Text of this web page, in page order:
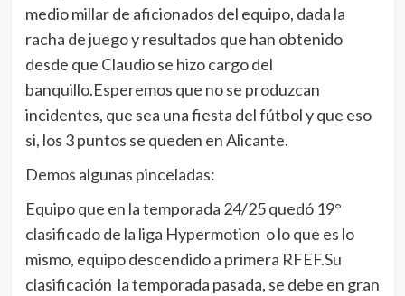
medio millar de aficionados del equipo, dada la
racha de juego y resultados que han obtenido
desde que Claudio se hizo cargo del
banquillo.Esperemos que no se produzcan
incidentes, que sea una fiesta del fútbol y que eso
si, los 3 puntos se queden en Alicante.
Demos algunas pinceladas:
Equipo que en la temporada 24/25 quedó 19°
clasificado de la liga Hypermotion o lo que es lo
mismo, equipo descendido a primera RFEF.Su
clasificación la temporada pasada, se debe en gran